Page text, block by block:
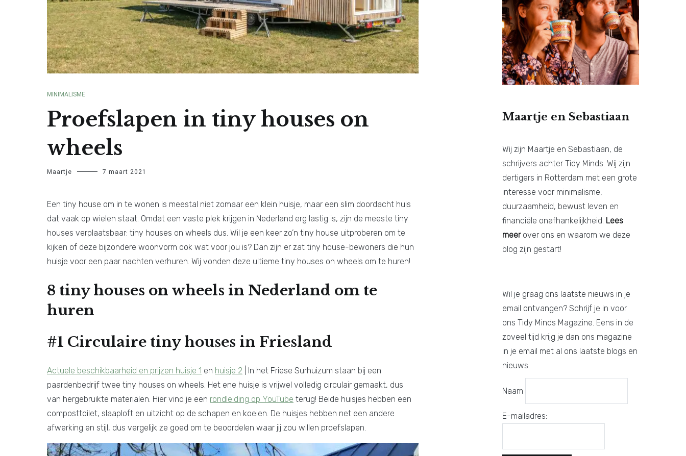
MINIMALISME
Proefslapen in tiny houses on
wheels
Maartje 7 maart 2021
Een tiny house om in te wonen is meestal niet zomaar een klein huisje, maar een slim doordacht huis
dat vaak op wielen staat. Omdat een vaste plek krijgen in Nederland erg lastig is, zijn de meeste tiny
houses verplaatsbaar: tiny houses on wheels dus. Wil je een keer zo’n tiny house uitproberen om te
kijken of deze bijzondere woonvorm ook wat voor jou is? Dan zijn er zat tiny house-bewoners die hun
huisje voor een paar nachten verhuren. Wij vonden deze ultieme tiny houses on wheels om te huren!
8 tiny houses on wheels in Nederland om te
huren
#1 Circulaire tiny houses in Friesland
Actuele beschikbaarheid en prijzen huisje 1 en huisje 2 | In het Friese Surhuizum staan bij een
paardenbedrijf twee tiny houses on wheels. Het ene huisje is vrijwel volledig circulair gemaakt, dus
van hergebruikte materialen. Hier vind je een rondleiding op YouTube terug! Beide huisjes hebben een
composttoilet, slaaploft en uitzicht op de schapen en koeien. De huisjes hebben net een andere
afwerking en stijl, dus vergelijk ze goed om te beoordelen waar jij zou willen proefslapen.
Maartje en Sebastiaan
Wij zijn Maartje en Sebastiaan, de
schrijvers achter Tidy Minds. Wij zijn
dertigers in Rotterdam met een grote
interesse voor minimalisme,
duurzaamheid, bewust leven en
financiële onafhankelijkheid. Lees
meerover ons en waarom we deze
blog zijn gestart!
Wil je graag ons laatste nieuws in je
email ontvangen? Schrijf je in voor
ons Tidy Minds Magazine. Eens in de
zoveel tijd krijg je dan ons magazine
in je email met al ons laatste blogs en
nieuws.
Naam
E-mailadres: